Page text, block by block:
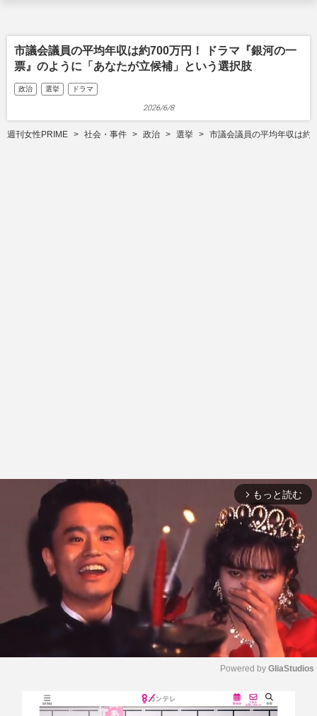
市議会議員の平均年収は約700万円！ ドラマ『銀河の一
票』のように「あなたが立候補」という選択肢
政治 選挙 ドラマ
2026/6/8
週刊女性PRIME 社会・事件 政治 選挙 市議会議員の平均年収は約
arrow_forward_ios もっと読む
M
u
Powered by GliaStudios